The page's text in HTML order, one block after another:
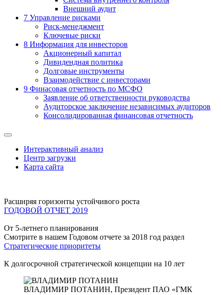
Внешний аудит
7 Управление рисками
Риск-менеджмент
Ключевые риски
8 Информация для инвесторов
Акционерный капитал
Дивидендная политика
Долговые инструменты
Взаимодействие с инвеcторами
9 Финасовая отчетность по МСФО
Заявление об ответственности руководства
Аудиторское заключение независимых аудиторов
Консолидированная финансовая отчетность
Интерактивный анализ
Центр загрузки
Карта сайта
Расширяя горизонты устойчивого роста
ГОДОВОЙ ОТЧЕТ 2019
От 5-летнего планирования
Смотрите в нашем Годовом отчете за 2018 год раздел
Стратегические приоритеты
К долгосрочной стратегической концепции на 10 лет
ВЛАДИМИР ПОТАНИН, Президент ПАО «ГМК